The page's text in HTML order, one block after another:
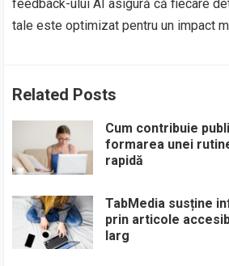
feedback-ului AI asigură că fiecare
tale este optimizat pentru un impact
Related Posts
Cum contribuie
formarea unei
rapidă
TabMedia susține
prin articole
larg